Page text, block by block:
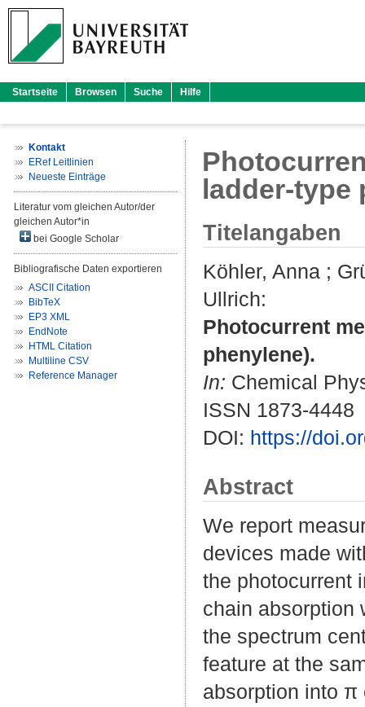
Startseite Browsen Suche Hilfe
Kontakt
ERef Leitlinien
Neueste Einträge
Literatur vom gleichen Autor/der
gleichen Autor*in
bei Google Scholar
Bibliografische Daten exportieren
ASCII Citation
BibTeX
EP3 XML
EndNote
HTML Citation
Multiline CSV
Reference Manager
ladder-type
Titelangaben
Köhler, Anna ;
Ullrich:
Photocurrent
phenylene).
In: Chemical
ISSN 1873-4448
DOI: https://
Abstract
We report
devices made
the photocurrent
chain absorption
the spectrum
feature at the
absorption into π